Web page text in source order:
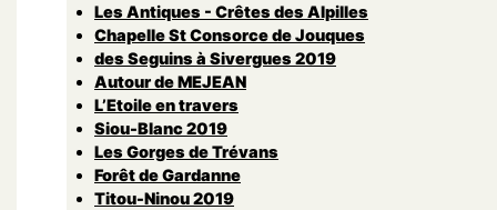
Les Antiques - Crêtes des Alpilles
Chapelle St Consorce de Jouques
des Seguins à Sivergues 2019
Autour de MEJEAN
L’Etoile en travers
Siou-Blanc 2019
Les Gorges de Trévans
Forêt de Gardanne
Titou-Ninou 2019